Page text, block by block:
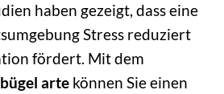
haben gezeigt, dass eine
Stress reduziert
fördert. Mit dem
arte können Sie einen